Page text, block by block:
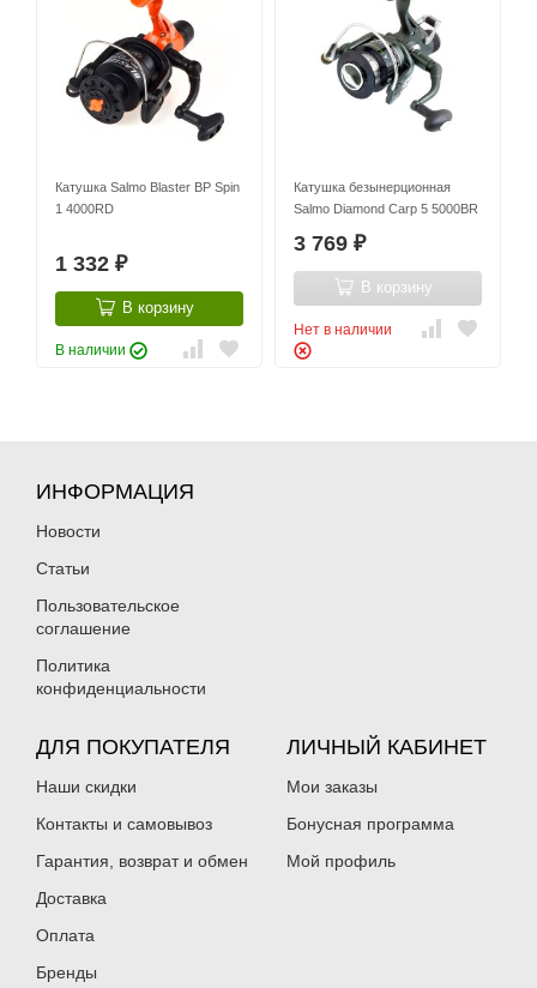
Катушка Salmo Blaster BP Spin
1 4000RD
1 332 ₽
В корзину
В наличии
Катушка безынерционная
Salmo Diamond Carp 5 5000BR
3 769 ₽
В корзину
Нет в наличии
ИНФОРМАЦИЯ
Новости
Статьи
Пользовательское
соглашение
Политика
конфиденциальности
ДЛЯ ПОКУПАТЕЛЯ
Наши скидки
Контакты и самовывоз
Гарантия, возврат и обмен
Доставка
Оплата
Бренды
ЛИЧНЫЙ КАБИНЕТ
Мои заказы
Бонусная программа
Мой профиль